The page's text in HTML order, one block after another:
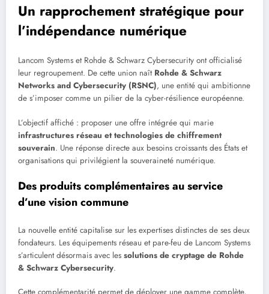
Un rapprochement stratégique pour
l’indépendance numérique
Lancom Systems et Rohde & Schwarz Cybersecurity ont officialisé
leur regroupement. De cette union naît Rohde & Schwarz
Networks and Cybersecurity (RSNC), une entité qui ambitionne
de s’imposer comme un pilier de la cyber-résilience européenne.
L’objectif affiché : proposer une offre intégrée qui marie
infrastructures réseau et technologies de chiffrement
souverain. Une réponse directe aux besoins croissants des États et
organisations qui privilégient la souveraineté numérique.
Des produits complémentaires au service
d’une vision commune
La nouvelle entité capitalise sur les expertises distinctes de ses deux
fondateurs. Les équipements réseau et pare-feu de Lancom Systems
s’articulent désormais avec les solutions de cryptage de Rohde
& Schwarz Cybersecurity.